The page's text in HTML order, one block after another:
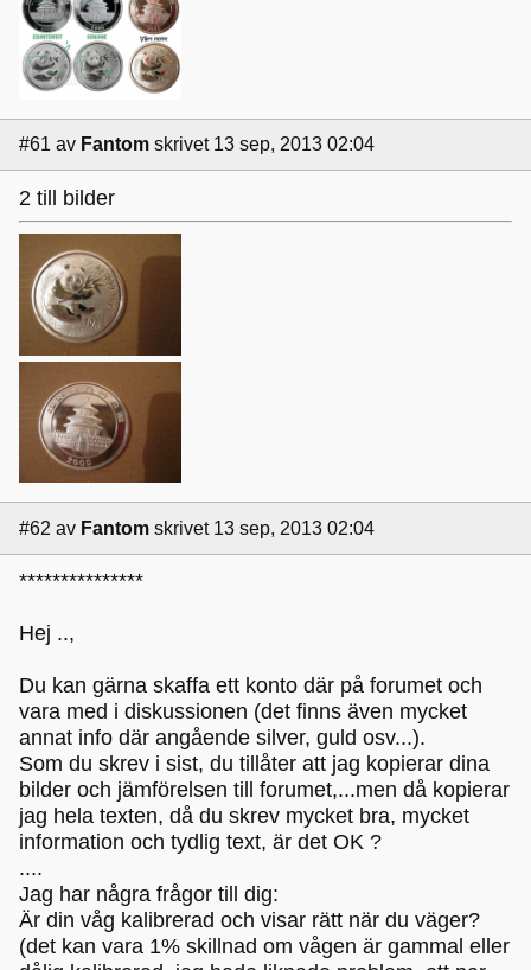
#61 av Fantom skrivet 13 sep, 2013 02:04
2 till bilder
#62 av Fantom skrivet 13 sep, 2013 02:04
***************
Hej ..,
Du kan gärna skaffa ett konto där på forumet och
vara med i diskussionen (det finns även mycket
annat info där angående silver, guld osv...).
Som du skrev i sist, du tillåter att jag kopierar dina
bilder och jämförelsen till forumet,...men då kopierar
jag hela texten, då du skrev mycket bra, mycket
information och tydlig text, är det OK ?
....
Jag har några frågor till dig:
Är din våg kalibrerad och visar rätt när du väger?
(det kan vara 1% skillnad om vågen är gammal eller